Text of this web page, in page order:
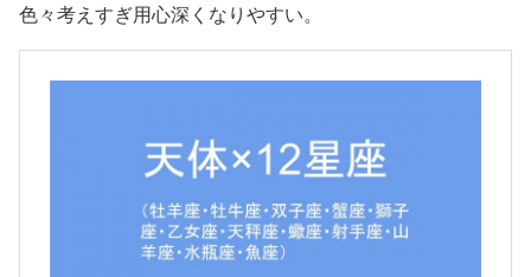
色々考えすぎ用心深くなりやすい。